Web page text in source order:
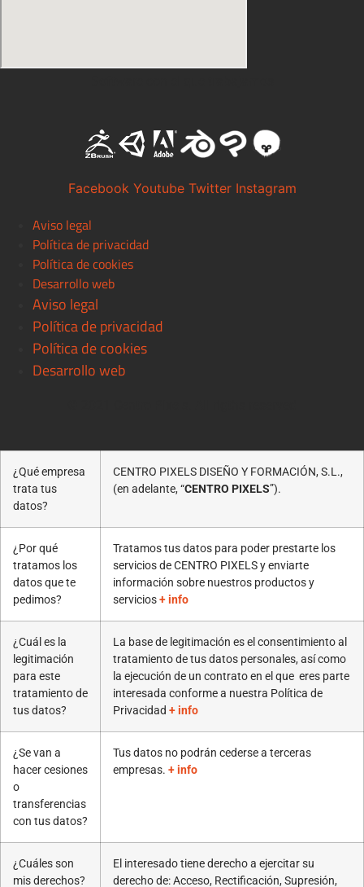
Facebook Youtube Twitter Instagram
Aviso legal
Política de privacidad
Política de cookies
Desarrollo web
Aviso legal
Política de privacidad
Política de cookies
Desarrollo web
¿Qué empresa
trata tus
datos?
CENTRO PIXELS DISEÑO Y FORMACIÓN, S.L.,
(en adelante, “CENTRO PIXELS”).
¿Por qué
tratamos los
datos que te
pedimos?
Tratamos tus datos para poder prestarte los
servicios de CENTRO PIXELS y enviarte
información sobre nuestros productos y
servicios+ info
¿Cuál es la
legitimación
para este
tratamiento de
tus datos?
La base de legitimación es el consentimiento al
tratamiento de tus datos personales, así como
la ejecución de un contrato en el que eres parte
interesada conforme a nuestra Política de
Privacidad + info
¿Se van a
hacer cesiones
o
transferencias
con tus datos?
Tus datos no podrán cederse a terceras
empresas. + info
¿Cuáles son
mis derechos?
El interesado tiene derecho a ejercitar su
derecho de: Acceso, Rectificación, Supresión,